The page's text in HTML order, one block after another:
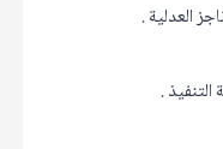
العدلية .
.